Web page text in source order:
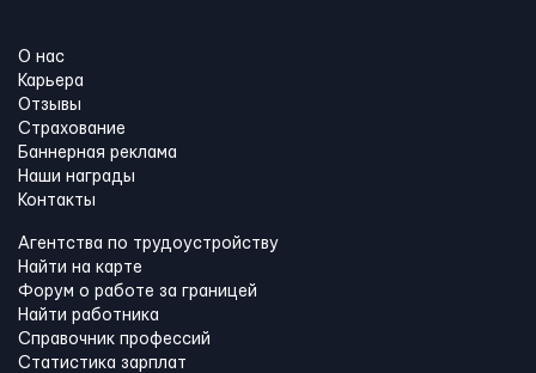
О нас
Карьера
Отзывы
Страхование
Баннерная реклама
Наши награды
Контакты
Агентства по трудоустройству
Найти на карте
Форум о работе за границей
Найти работника
Справочник профессий
Статистика зарплат